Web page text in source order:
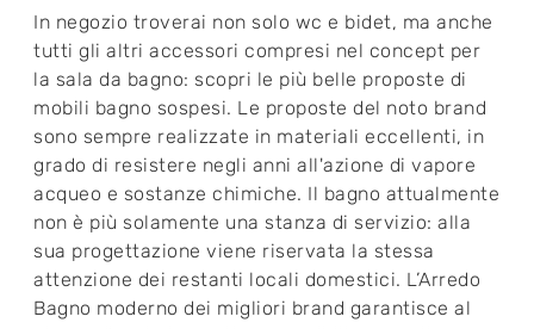
In negozio troverai non solo wc e bidet, ma anche
tutti gli altri accessori compresi nel concept per
la sala da bagno: scopri le più belle proposte di
mobili bagno sospesi. Le proposte del noto brand
sono sempre realizzate in materiali eccellenti, in
grado di resistere negli anni all'azione di vapore
acqueo e sostanze chimiche. Il bagno attualmente
non è più solamente una stanza di servizio: alla
sua progettazione viene riservata la stessa
attenzione dei restanti locali domestici. L’Arredo
Bagno moderno dei migliori brand garantisce al